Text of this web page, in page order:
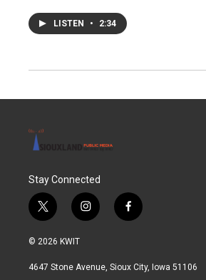
LISTEN • 2:34
Stay Connected
t
w
i
t
i
n
a
f
a
b
© 2026 KWIT
4647 Stone Avenue, Sioux City, Iowa 51106